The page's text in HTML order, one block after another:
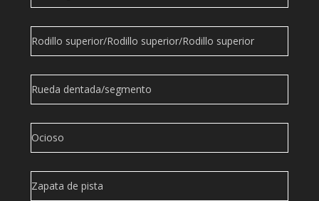
Rodillo superior/Rodillo superior/Rodillo superior
Rueda dentada/segmento
Ocioso
Zapata de pista